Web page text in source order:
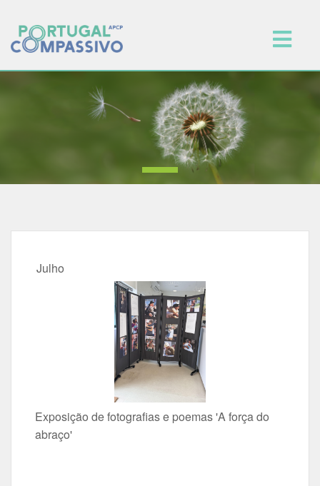
Julho
Exposição de fotografias e poemas 'A força do
abraço'